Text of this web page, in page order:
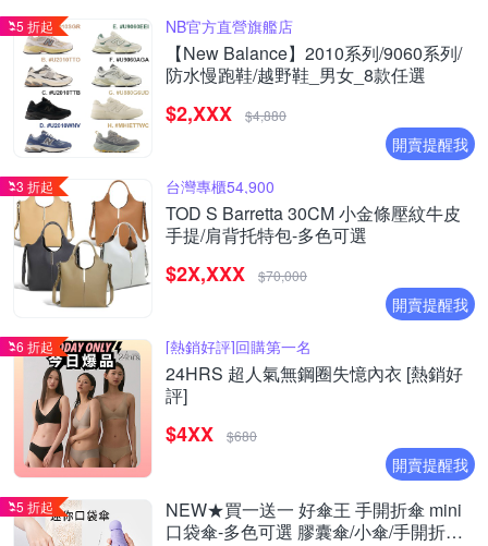
5 折起 NB官方直營旗艦店
【New Balance】2010系列/9060系列/
防水慢跑鞋/越野鞋_男女_8款任選
$2,XXX $4,880
開賣提醒我
3 折起 台灣專櫃54,900
TOD S Barretta 30CM 小金條壓紋牛皮
手提/肩背托特包-多色可選
$2X,XXX $70,000
開賣提醒我
6 折起 [熱銷好評]回購第一名
24HRS 超人氣無鋼圈失憶內衣 [熱銷好
評]
$4XX $680
開賣提醒我
5 折起
NEW★買一送一 好傘王 手開折傘 mini
口袋傘-多色可選 膠囊傘/小傘/手開折傘/